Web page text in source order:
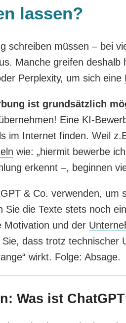
lassen?
schreiben müssen – bei
Manche greifen deshalb
Perplexity, um sich eine
ist grundsätzlich
Eine KI-
im Internet finden. Weil
wie: „hiermit bewerbe
erkennt –, beginnen
& Co. verwenden, um
Sie die Texte stets noch
Motivation und der
dass trotz technischer
wirkt. Folge: Absage.
Was ist